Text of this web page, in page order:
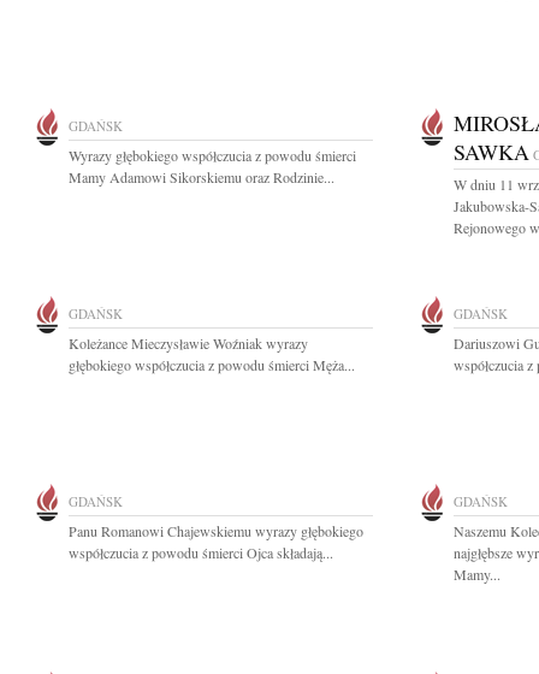
GDAŃSK
Wyrazy głębokiego współczucia z powodu śmierci
Mamy Adamowi Sikorskiemu oraz Rodzinie...
SAWKA
W dniu 11
Jakubowska-
Rejonowego
GDAŃSK
Koleżance Mieczysławie Woźniak wyrazy
głębokiego współczucia z powodu śmierci Męża...
GDAŃSK
Dariuszowi
współczucia
GDAŃSK
Panu Romanowi Chajewskiemu wyrazy głębokiego
współczucia z powodu śmierci Ojca składają...
GDAŃSK
Naszemu
najgłębsze
Mamy...